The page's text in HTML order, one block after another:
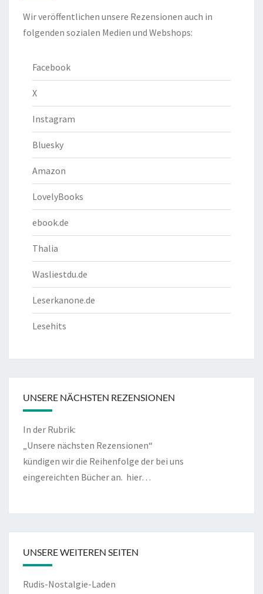
Wir veröffentlichen unsere Rezensionen auch in
folgenden sozialen Medien und Webshops:
Facebook
X
Instagram
Bluesky
Amazon
LovelyBooks
ebook.de
Thalia
Wasliestdu.de
Leserkanone.de
Lesehits
UNSERE NÄCHSTEN REZENSIONEN
In der Rubrik:
„Unsere nächsten Rezensionen“
kündigen wir die Reihenfolge der bei uns
eingereichten Bücher an. hier…
UNSERE WEITEREN SEITEN
Rudis-Nostalgie-Laden